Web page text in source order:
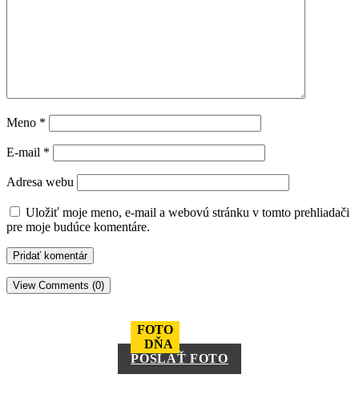
Meno *
E-mail *
Adresa webu
Uložiť moje meno, e-mail a webovú stránku v tomto prehliadači
pre moje budúce komentáre.
View Comments (0)
FOTO
DŇA
POSLAŤ FOTO